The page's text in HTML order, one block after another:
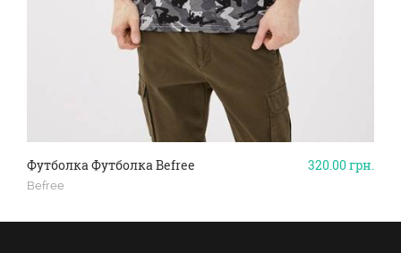
320.00грн.
Футболка Футболка Befree
Befree